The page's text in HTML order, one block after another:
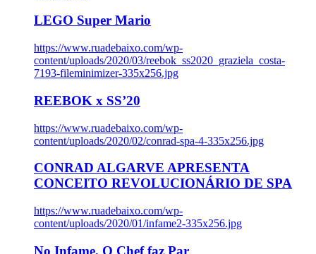
LEGO Super Mario
https://www.ruadebaixo.com/wp-
content/uploads/2020/03/reebok_ss2020_graziela_costa-
7193-fileminimizer-335x256.jpg
REEBOK x SS’20
https://www.ruadebaixo.com/wp-
content/uploads/2020/02/conrad-spa-4-335x256.jpg
CONRAD ALGARVE APRESENTA
CONCEITO REVOLUCIONÁRIO DE SPA
https://www.ruadebaixo.com/wp-
content/uploads/2020/01/infame2-335x256.jpg
No Infame, O Chef faz Par